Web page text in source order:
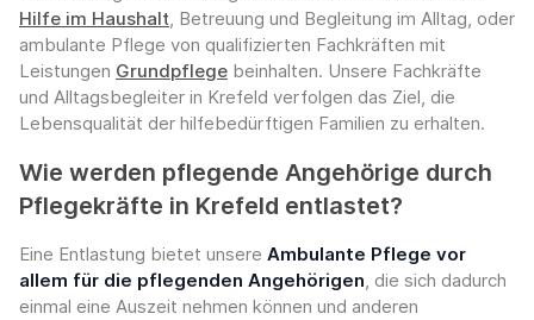
Hilfe im Haushalt, Betreuung und Begleitung im Alltag, oder
ambulante Pflege von qualifizierten Fachkräften mit
Leistungen Grundpflege beinhalten. Unsere Fachkräfte
und Alltagsbegleiter in Krefeld verfolgen das Ziel, die
Lebensqualität der hilfebedürftigen Familien zu erhalten.
Wie werden pflegende Angehörige durch
Pflegekräfte in Krefeld entlastet?
Eine Entlastung bietet unsere Ambulante Pflege vor
allem für die pflegenden Angehörigen, die sich dadurch
einmal eine Auszeit nehmen können und anderen